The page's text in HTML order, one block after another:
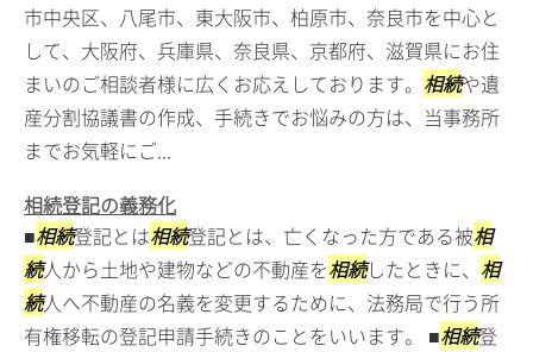
市中央区、八尾市、東大阪市、柏原市、奈良市を中心と
して、大阪府、兵庫県、奈良県、京都府、滋賀県にお住
まいのご相談者様に広くお応えしております。 相続や遺
産分割協議書の作成、手続きでお悩みの方は、当事務所
までお気軽にご...
相続登記の義務化
■相続登記とは相続登記とは、亡くなった方である被相
続人から土地や建物などの不動産を相続したときに、 相
続人へ不動産の名義を変更するために、法務局で行う所
有権移転の登記申請手続きのことをいいます。 ■相続登